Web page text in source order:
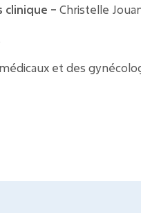
clinique – Christelle
et des